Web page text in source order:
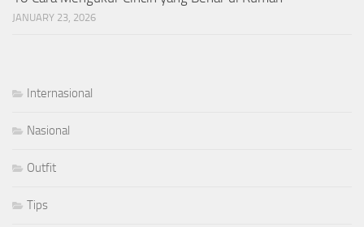
JANUARY 23, 2026
Internasional
Nasional
Outfit
Tips